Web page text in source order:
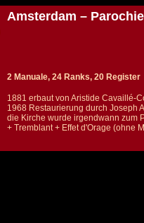
Amsterdam –
2 Manuale, 24 Ranks, 20 Register
1881 erbaut von Aristide Cavaillé-
1968 Restaurierung durch Joseph
die Kirche wurde irgendwann zum
+ Tremblant + Effet d'Orage (ohne